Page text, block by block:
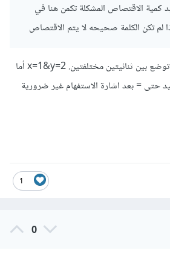
كمية الاقتصاص المشكلة تكمن هنا في
علامة & غير ضرورية لأنها توضع بين ثنائيتين مختلفتين. x=1&y=2 أما
حتى = بعد اشارة الاستفهام غير ضرورية
1
0